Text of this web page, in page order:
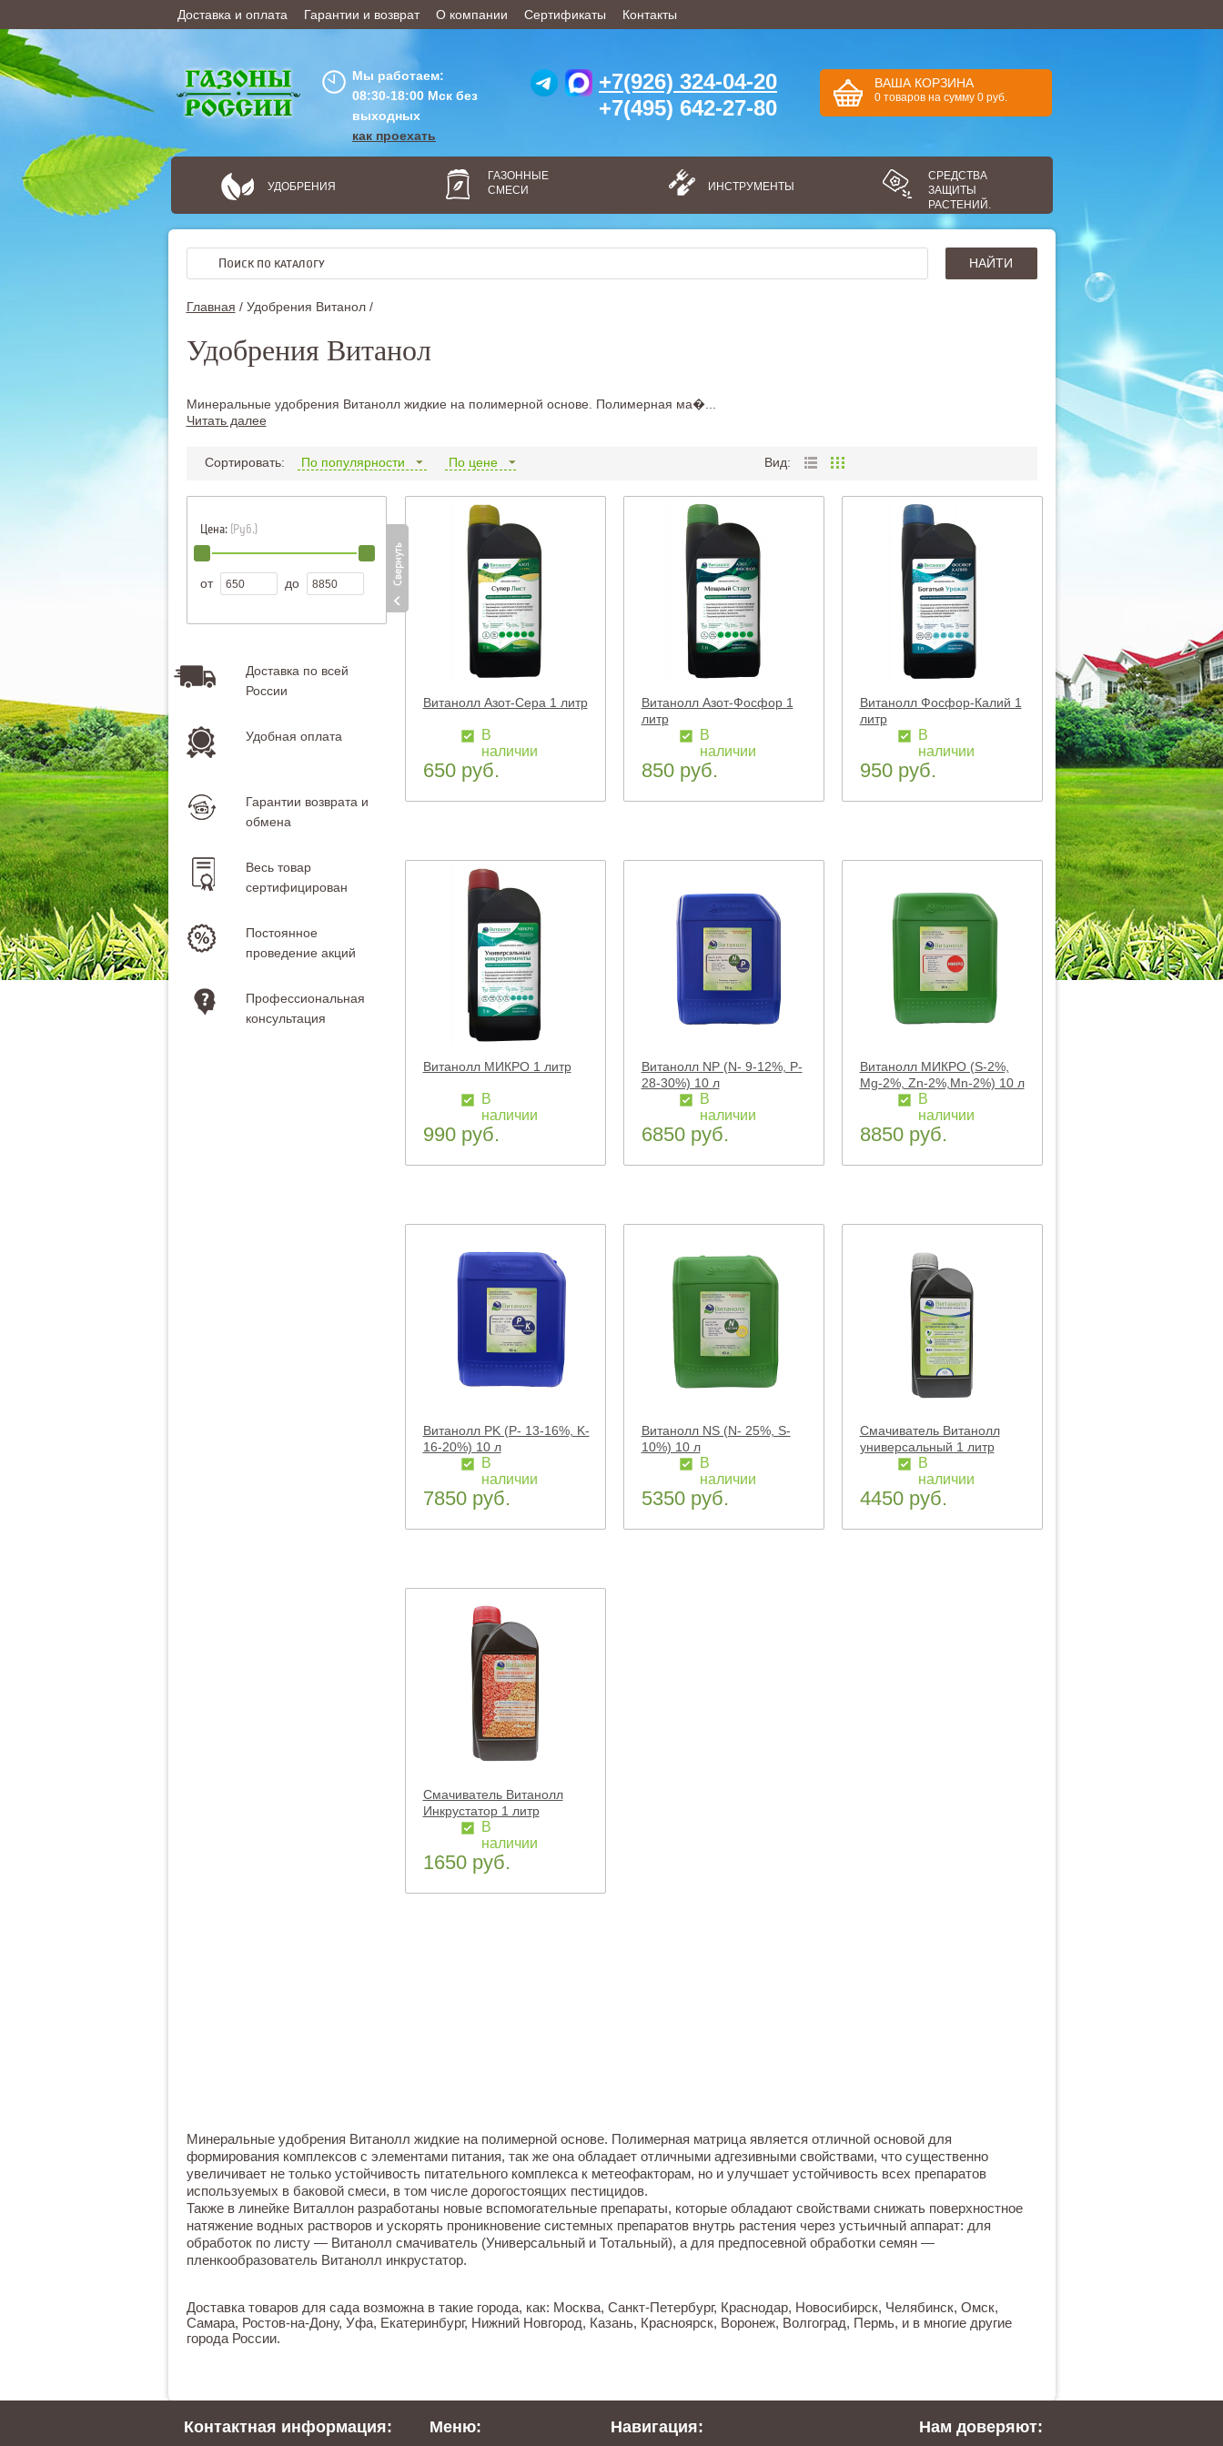
Доставка и оплата Гарантии и возврат О компании Сертификаты Контакты
ОФОРМИТЬ ЗАКАЗ
Мы работаем:
08:30-18:00 Мск без
выходных
как проехать
+7(926) 324-04-20
+7(495) 642-27-80
ВАША КОРЗИНА
0 товаров на сумму 0 руб.
УДОБРЕНИЯ
ГАЗОННЫЕ
СМЕСИ
ИНСТРУМЕНТЫ
СРЕДСТВА
ЗАЩИТЫ
РАСТЕНИЙ.
НАЙТИ
Главная / Удобрения Витанол /
Удобрения Витанол
Минеральные удобрения Витанолл жидкие на полимерной основе. Полимерная ма�...
Читать далее
Сортировать: По популярности По цене Вид:
Цена: (Руб.)
от до
Доставка по всей
России
Удобная оплата
Гарантии возврата и
обмена
Весь товар
сертифицирован
Постоянное
проведение акций
Профессиональная
консультация
Витанолл Азот-Сера 1 литр
В
наличии
650 руб.
Витанолл Азот-Фосфор 1
литр
В
наличии
850 руб.
Витанолл Фосфор-Калий 1
литр
В
наличии
950 руб.
Витанолл МИКРО 1 литр
В
наличии
990 руб.
Витанолл NP (N- 9-12%, P-
28-30%) 10 л
В
наличии
6850 руб.
Витанолл МИКРО (S-2%,
Mg-2%, Zn-2%,Mn-2%) 10 л
В
наличии
8850 руб.
Витанолл PK (P- 13-16%, K-
16-20%) 10 л
В
наличии
7850 руб.
Витанолл NS (N- 25%, S-
10%) 10 л
В
наличии
5350 руб.
Смачиватель Витанолл
универсальный 1 литр
В
наличии
4450 руб.
Смачиватель Витанолл
Инкрустатор 1 литр
В
наличии
1650 руб.
Минеральные удобрения Витанолл жидкие на полимерной основе. Полимерная матрица является отличной основой для
формирования комплексов с элементами питания, так же она обладает отличными адгезивными свойствами, что существенно
увеличивает не только устойчивость питательного комплекса к метеофакторам, но и улучшает устойчивость всех препаратов
используемых в баковой смеси, в том числе дорогостоящих пестицидов.
Также в линейке Виталлон разработаны новые вспомогательные препараты, которые обладают свойствами снижать поверхностное
натяжение водных растворов и ускорять проникновение системных препаратов внутрь растения через устьичный аппарат: для
обработок по листу — Витанолл смачиватель (Универсальный и Тотальный), а для предпосевной обработки семян —
пленкообразователь Витанолл инкрустатор.
Доставка товаров для сада возможна в такие города, как: Москва, Санкт-Петербург, Краснодар, Новосибирск, Челябинск, Омск,
Самара, Ростов-на-Дону, Уфа, Екатеринбург, Нижний Новгород, Казань, Красноярск, Воронеж, Волгоград, Пермь, и в многие другие
города России.
Контактная информация: Меню: Навигация: Нам доверяют: